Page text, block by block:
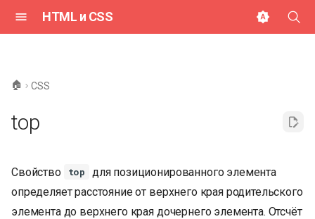
HTML и CSS
ц
а
л
🏠 CSS
top
Свойство top
для позиционированного элемента
определяет расстояние от верхнего края родительского
элемента до верхнего края дочернего элемента. Отсчёт